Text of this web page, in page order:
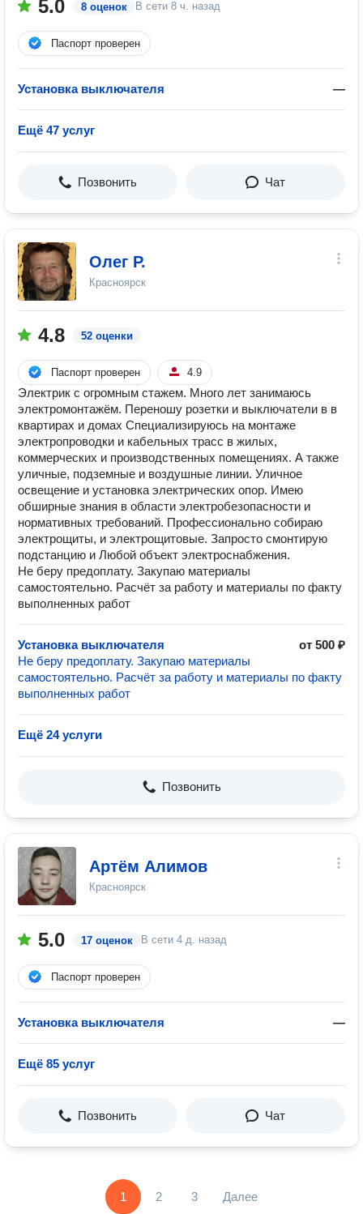
5.0 8 оценок В сети 8 ч. назад
Паспорт проверен
Установка выключателя —
Ещё 47 услуг
Позвонить Чат
Олег Р.
Красноярск
4.8 52 оценки
Паспорт проверен 4.9
Электрик с огромным стажем. Много лет занимаюсь
электромонтажём. Переношу розетки и выключатели в в
квартирах и домах Специализируюсь на монтаже
электропроводки и кабельных трасс в жилых,
коммерческих и производственных помещениях. А также
уличные, подземные и воздушные линии. Уличное
освещение и установка электрических опор. Имею
обширные знания в области электробезопасности и
нормативных требований. Профессионально собираю
электрощиты, и электрощитовые. Запросто смонтирую
подстанцию и Любой объект электроснабжения.
Не беру предоплату. Закупаю материалы
самостоятельно. Расчёт за работу и материалы по факту
выполненных работ
Установка выключателя
от 500 ₽
Не беру предоплату. Закупаю материалы
самостоятельно. Расчёт за работу и материалы по факту
выполненных работ
Ещё 24 услуги
Позвонить
Артём Алимов
Красноярск
5.0 17 оценок В сети 4 д. назад
Паспорт проверен
Установка выключателя —
Ещё 85 услуг
Позвонить Чат
1 2 3 Далее